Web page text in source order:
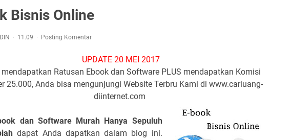
Bisnis Online
11.09 Posting Komentar
UPDATE 20 MEI 2017
mendapatkan Ratusan Ebook dan Software PLUS mendapatkan Komisi
25.000, Anda bisa mengunjungi Website Terbru Kami di www.cariuang-
diinternet.com
dan Software Murah Hanya Sepuluh
dapat Anda dapatkan dalam blog ini.